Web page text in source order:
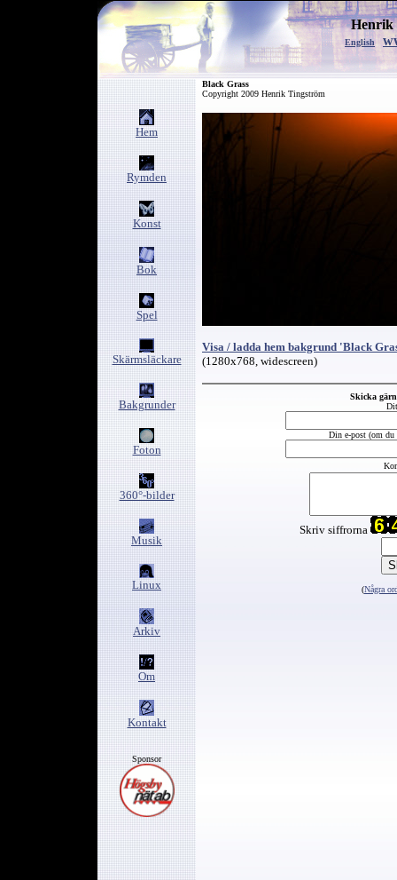
Henrik
English
Hem
Rymden
Konst
Bok
Spel
Skärmsläckare
Bakgrunder
Foton
360°-bilder
Musik
Linux
Arkiv
Om
Kontakt
Sponsor
Black Grass
Copyright 2009 Henrik Tingström
Visa / ladda hem bakgrund 'Black
(1280x768, widescreen)
Skicka
Din e-post (om
Skriv siffrorna
(Några